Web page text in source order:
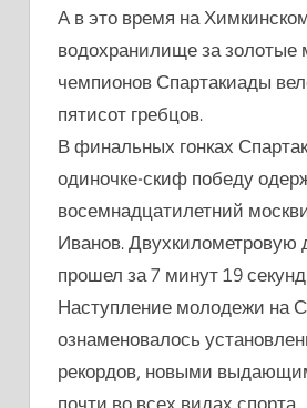
А в это время на
водохранилище за золотые
чемпионов Спартакиады
пятисот гребцов.
В финальных гонках
одиночке-скиф победу
восемнадцатилетний
Иванов. Двухкилометровую
прошел за 7 минут 19
Наступление молодежи на
ознаменовалось
рекордов, новыми
почти во всех видах спорта.